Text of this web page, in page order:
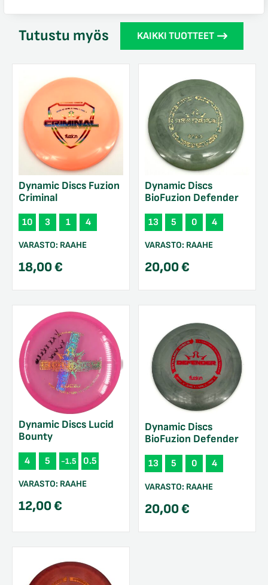
Tutustu myös KAIKKI TUOTTEET
Dynamic Discs Fuzion
Criminal
10 3 1 4
VARASTO: RAAHE
18,00€
Dynamic Discs
BioFuzion Defender
13 5 0 4
VARASTO: RAAHE
20,00€
Dynamic Discs Lucid
Bounty
4 5 -1.5 0.5
VARASTO: RAAHE
12,00€
Dynamic Discs
BioFuzion Defender
13 5 0 4
VARASTO: RAAHE
20,00€